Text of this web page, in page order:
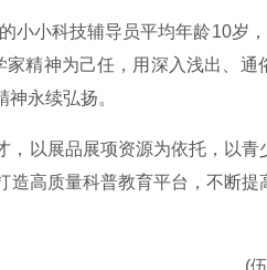
小小科技辅导员平均年龄10岁
精神为己任，用深入浅出、通
永续弘扬。
以展品展项资源为依托，以青
高质量科普教育平台，不断